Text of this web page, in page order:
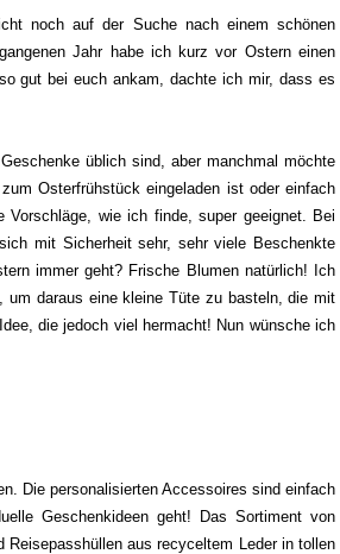
noch auf der Suche nach einem schönen
Jahr habe ich kurz vor Ostern einen
gut bei euch ankam, dachte ich mir, dass es
üblich sind, aber manchmal möchte
Osterfrühstück eingeladen ist oder einfach
wie ich finde, super geeignet. Bei
mit Sicherheit sehr, sehr viele Beschenkte
immer geht? Frische Blumen natürlich! Ich
um daraus eine kleine Tüte zu basteln, die mit
die jedoch viel hermacht! Nun wünsche ich
Die personalisierten Accessoires sind einfach
Geschenkideen geht! Das Sortiment von
aus recyceltem Leder in tollen